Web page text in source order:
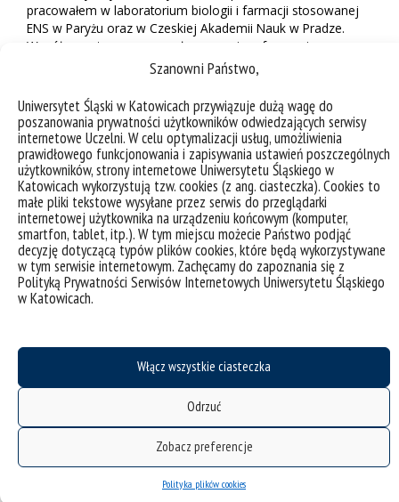
Szanowni Państwo,
Uniwersytet Śląski w Katowicach przywiązuje dużą wagę do
poszanowania prywatności użytkowników odwiedzających serwisy
internetowe Uczelni. W celu optymalizacji usług, umożliwienia
prawidłowego funkcjonowania i zapisywania ustawień poszczególnych
użytkowników, strony internetowe Uniwersytetu Śląskiego w
Katowicach wykorzystują tzw. cookies (z ang. ciasteczka). Cookies to
małe pliki tekstowe wysyłane przez serwis do przeglądarki
internetowej użytkownika na urządzeniu końcowym (komputer,
smartfon, tablet, itp.). W tym miejscu możecie Państwo podjąć
decyzję dotyczącą typów plików cookies, które będą wykorzystywane
w tym serwisie internetowym. Zachęcamy do zapoznania się z
Polityką Prywatności Serwisów Internetowych Uniwersytetu Śląskiego
w Katowicach.
Włącz wszystkie ciasteczka
Odrzuć
Zobacz preferencje
Polityka plików cookies
pracowałem w laboratorium biologii i farmacji stosowanej
ENS w Paryżu oraz w Czeskiej Akademii Nauk w Pradze.
Współpraca ta zaowocowała poznaniem fascynującego
obszaru chemii medycznej i projektowania leków, którym
poświęciłem się w swoich dalszych badaniach. Do dziś w
kręgu moich zainteresowań mieszczą się leki
przeciwgrzybicze i przeciwnowotworowe oraz sposoby, w
jakie te leki oddziałują na żywe organizmy.
Zrozumiałem również, jak ważne jest podejście
interdyscyplinarne i przyswajanie wiedzy z możliwie
szerokiego zakresu. Podział na dziedziny i dyscypliny
pozwala łatwiej uporządkować wiedzę i naukowców, ale
utrudnia „połapanie się w tym wszystkim”. Tymczasem nie
można dobrze zrozumieć biologii bez chemii czy fizyki.
Interdyscyplinarne wyzwania mogą być szczególnie
interesujące. Do takich należy jeden z naszych nowych
projektów, w ramach którego próbujemy projektować leki
Stopień doktora habilitowanego uzyskałem na Wydziale
Farmaceutycznym Collegium Medicum Uniwersytetu
zakresie nauk medycznych i o zdrowiu.
Wyniki badań prowadzonych wraz z moim zespołem zostały